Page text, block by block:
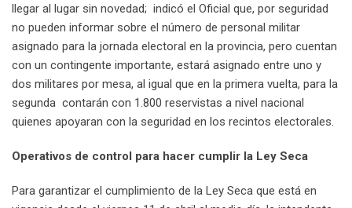
llegar al lugar sin novedad; indicó el Oficial que, por seguridad
no pueden informar sobre el número de personal militar
asignado para la jornada electoral en la provincia, pero cuentan
con un contingente importante, estará asignado entre uno y
dos militares por mesa, al igual que en la primera vuelta, para la
segunda contarán con 1.800 reservistas a nivel nacional
quienes apoyaran con la seguridad en los recintos electorales.
Operativos de control para hacer cumplir la Ley Seca
Para garantizar el cumplimiento de la Ley Seca que está en